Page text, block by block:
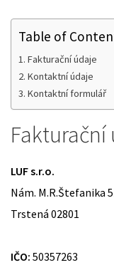
Table of
Fakturační údaje
Kontaktní údaje
Kontaktní formulář
Fakturační
LUF s.r.o.
Nám. M.R.Štefanika
Trstená 02801
IČO: 50357263